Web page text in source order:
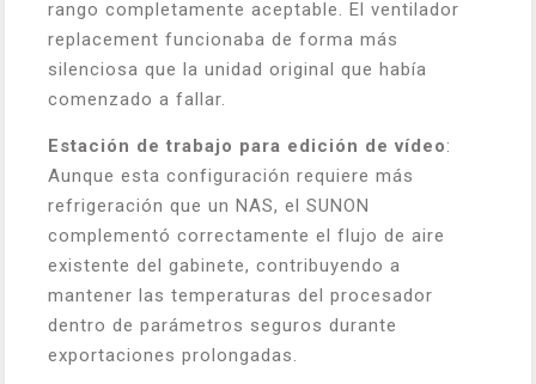
rango completamente aceptable. El ventilador
replacement funcionaba de forma más
silenciosa que la unidad original que había
comenzado a fallar.
Estación de trabajo para edición de vídeo:
Aunque esta configuración requiere más
refrigeración que un NAS, el SUNON
complementó correctamente el flujo de aire
existente del gabinete, contribuyendo a
mantener las temperaturas del procesador
dentro de parámetros seguros durante
exportaciones prolongadas.